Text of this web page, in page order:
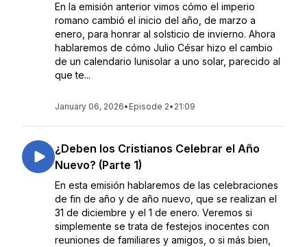
En la emisión anterior vimos cómo el imperio
romano cambió el inicio del año, de marzo a
enero, para honrar al solsticio de invierno. Ahora
hablaremos de cómo Julio César hizo el cambio
de un calendario lunisolar a uno solar, parecido al
que te...
January 06, 2026• Episode 2• 21:09
¿Deben los Cristianos Celebrar el Año
Nuevo? (Parte 1)
En esta emisión hablaremos de las celebraciones
de fin de año y de año nuevo, que se realizan el
31 de diciembre y el 1 de enero. Veremos si
simplemente se trata de festejos inocentes con
reuniones de familiares y amigos, o si más bien,